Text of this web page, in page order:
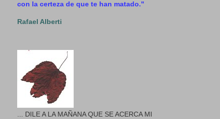
con la certeza de que te han matado."
Rafael Alberti
... DILE A LA MAÑANA QUE SE ACERCA MI